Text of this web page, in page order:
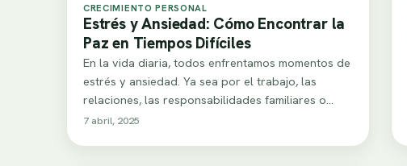
CRECIMIENTO PERSONAL
Estrés y Ansiedad: Cómo Encontrar la
Paz en Tiempos Difíciles
En la vida diaria, todos enfrentamos momentos de
estrés y ansiedad. Ya sea por el trabajo, las
relaciones, las responsabilidades familiares o…
7 abril, 2025